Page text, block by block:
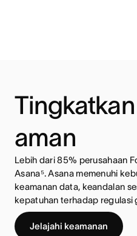
aman
Lebih dari 85% perusahaan
Asana⁵. Asana memenuhi
keamanan data, keandalan
kepatuhan terhadap regulasi
Jelajahi keamanan